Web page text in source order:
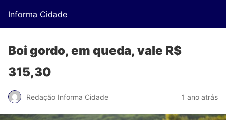
Informa Cidade
Boi gordo, em queda, vale R$
315,30
Redação Informa Cidade 1 ano atrás